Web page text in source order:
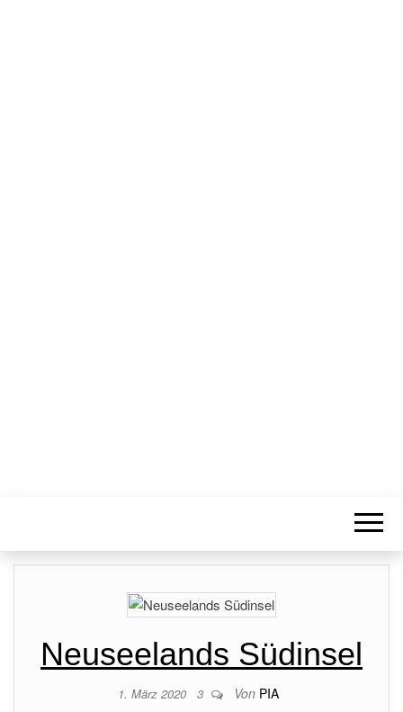
Neuseelands Südinsel
1. März 2020 3 Von PIA